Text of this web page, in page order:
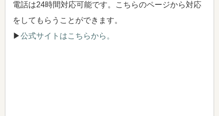
電話は24時間対応可能です。こちらのページから対応
をしてもらうことができます。
▶公式サイトはこちらから。